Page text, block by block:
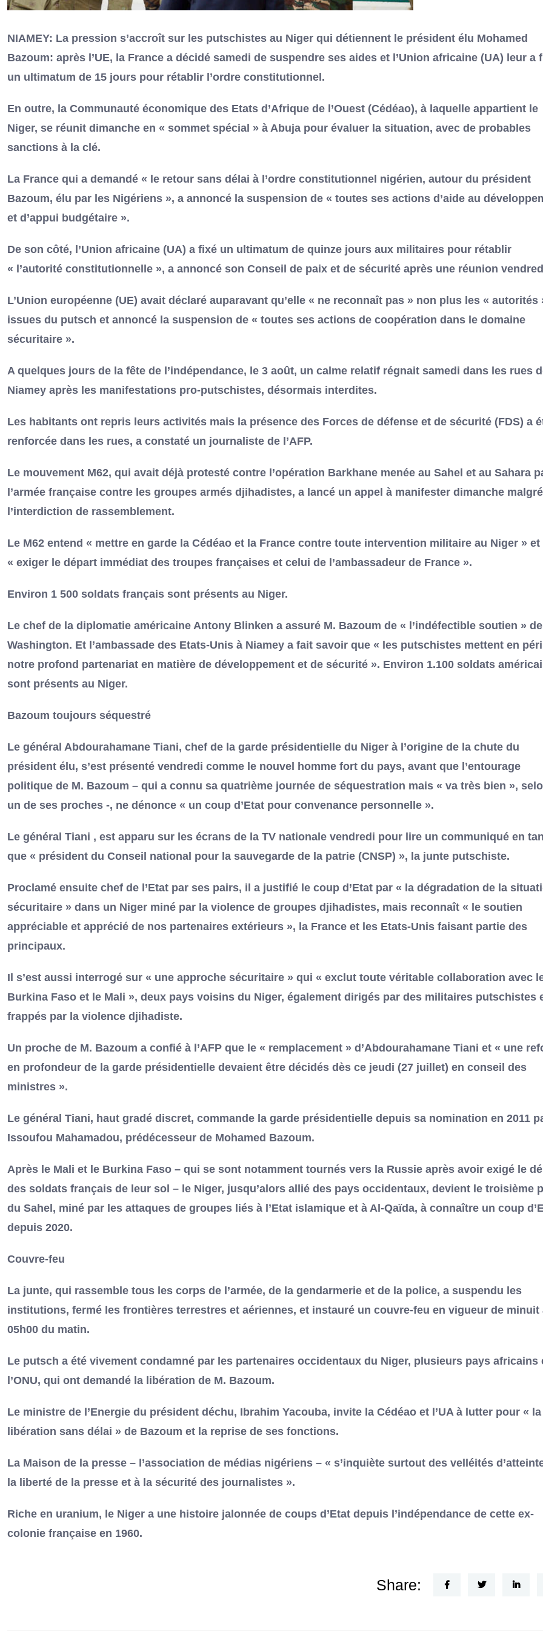
NIAMEY: La pression s’accroît sur les putschistes au Niger qui détiennent le président élu Mohamed
Bazoum: après l’UE, la France a décidé samedi de suspendre ses aides et l’Union africaine (UA) leur a
un ultimatum de 15 jours pour rétablir l’ordre constitutionnel.
En outre, la Communauté économique des Etats d’Afrique de l’Ouest (Cédéao), à laquelle appartient le
Niger, se réunit dimanche en « sommet spécial » à Abuja pour évaluer la situation, avec de probables
sanctions à la clé.
La France qui a demandé « le retour sans délai à l’ordre constitutionnel nigérien, autour du président
Bazoum, élu par les Nigériens », a annoncé la suspension de « toutes ses actions d’aide au
et d’appui budgétaire ».
De son côté, l’Union africaine (UA) a fixé un ultimatum de quinze jours aux militaires pour rétablir
« l’autorité constitutionnelle », a annoncé son Conseil de paix et de sécurité après une réunion
L’Union européenne (UE) avait déclaré auparavant qu’elle « ne reconnaît pas » non plus les « autorités
issues du putsch et annoncé la suspension de « toutes ses actions de coopération dans le domaine
sécuritaire ».
A quelques jours de la fête de l’indépendance, le 3 août, un calme relatif régnait samedi dans les rues
Niamey après les manifestations pro-putschistes, désormais interdites.
Les habitants ont repris leurs activités mais la présence des Forces de défense et de sécurité (FDS) a
renforcée dans les rues, a constaté un journaliste de l’AFP.
Le mouvement M62, qui avait déjà protesté contre l’opération Barkhane menée au Sahel et au Sahara
l’armée française contre les groupes armés djihadistes, a lancé un appel à manifester dimanche malgré
l’interdiction de rassemblement.
Le M62 entend « mettre en garde la Cédéao et la France contre toute intervention militaire au Niger » et
« exiger le départ immédiat des troupes françaises et celui de l’ambassadeur de France ».
Environ 1 500 soldats français sont présents au Niger.
Le chef de la diplomatie américaine Antony Blinken a assuré M. Bazoum de « l’indéfectible soutien » de
Washington. Et l’ambassade des Etats-Unis à Niamey a fait savoir que « les putschistes mettent en péril
notre profond partenariat en matière de développement et de sécurité ». Environ 1.100 soldats
sont présents au Niger.
Bazoum toujours séquestré
Le général Abdourahamane Tiani, chef de la garde présidentielle du Niger à l’origine de la chute du
président élu, s’est présenté vendredi comme le nouvel homme fort du pays, avant que l’entourage
politique de M. Bazoum – qui a connu sa quatrième journée de séquestration mais « va très bien »,
un de ses proches -, ne dénonce « un coup d’Etat pour convenance personnelle ».
Le général Tiani , est apparu sur les écrans de la TV nationale vendredi pour lire un communiqué en
que « président du Conseil national pour la sauvegarde de la patrie (CNSP) », la junte putschiste.
Proclamé ensuite chef de l’Etat par ses pairs, il a justifié le coup d’Etat par « la dégradation de la
sécuritaire » dans un Niger miné par la violence de groupes djihadistes, mais reconnaît « le soutien
appréciable et apprécié de nos partenaires extérieurs », la France et les Etats-Unis faisant partie des
principaux.
Il s’est aussi interrogé sur « une approche sécuritaire » qui « exclut toute véritable collaboration avec
Burkina Faso et le Mali », deux pays voisins du Niger, également dirigés par des militaires putschistes
frappés par la violence djihadiste.
Un proche de M. Bazoum a confié à l’AFP que le « remplacement » d’Abdourahamane Tiani et « une
en profondeur de la garde présidentielle devaient être décidés dès ce jeudi (27 juillet) en conseil des
ministres ».
Le général Tiani, haut gradé discret, commande la garde présidentielle depuis sa nomination en 2011
Issoufou Mahamadou, prédécesseur de Mohamed Bazoum.
Après le Mali et le Burkina Faso – qui se sont notamment tournés vers la Russie après avoir exigé le
des soldats français de leur sol – le Niger, jusqu’alors allié des pays occidentaux, devient le troisième
du Sahel, miné par les attaques de groupes liés à l’Etat islamique et à Al-Qaïda, à connaître un coup
depuis 2020.
Couvre-feu
La junte, qui rassemble tous les corps de l’armée, de la gendarmerie et de la police, a suspendu les
institutions, fermé les frontières terrestres et aériennes, et instauré un couvre-feu en vigueur de minuit
05h00 du matin.
Le putsch a été vivement condamné par les partenaires occidentaux du Niger, plusieurs pays africains
l’ONU, qui ont demandé la libération de M. Bazoum.
Le ministre de l’Energie du président déchu, Ibrahim Yacouba, invite la Cédéao et l’UA à lutter pour « la
libération sans délai » de Bazoum et la reprise de ses fonctions.
La Maison de la presse – l’association de médias nigériens – « s’inquiète surtout des velléités
la liberté de la presse et à la sécurité des journalistes ».
Riche en uranium, le Niger a une histoire jalonnée de coups d’Etat depuis l’indépendance de cette ex-
colonie française en 1960.
Share: